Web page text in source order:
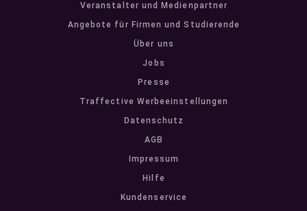
Veranstalter und Medienpartner
Angebote für Firmen und Studierende
Über uns
Jobs
Presse
Traffective Werbeeinstellungen
Datenschutz
AGB
Impressum
Hilfe
Kundenservice